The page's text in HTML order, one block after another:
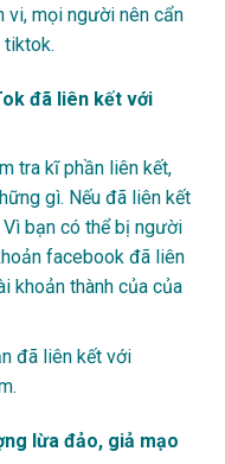
vi, mọi người nên cẩn
tiktok.
đã liên kết với
tra kĩ phần liên kết,
gì. Nếu đã liên kết
bạn có thể bị người
facebook đã liên
khoản thành của của
đã liên kết với
lừa đảo, giả mạo